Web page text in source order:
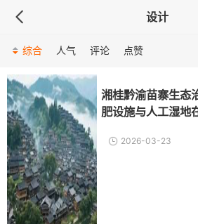
设计
综合 人气 评论 点赞
湘桂黔渝苗寨生态
肥设施与人工湿地
2026-03-23